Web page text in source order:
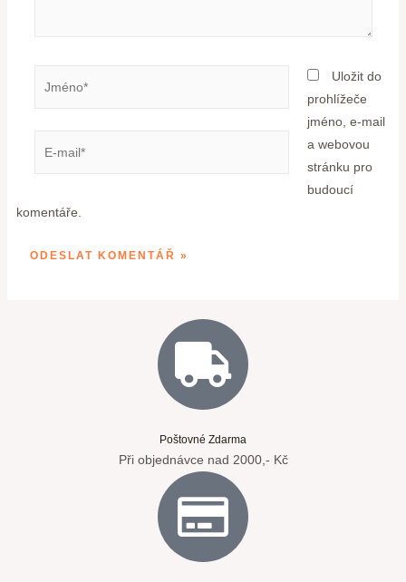
Uložit do
prohlížeče
jméno, e-mail
a webovou
stránku pro
budoucí
komentáře.
Poštovné Zdarma
Při objednávce nad 2000,- Kč